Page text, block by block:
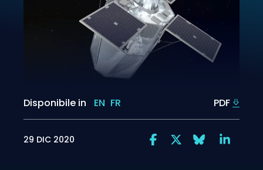
Disponibile in EN FR PDF
29 DIC 2020